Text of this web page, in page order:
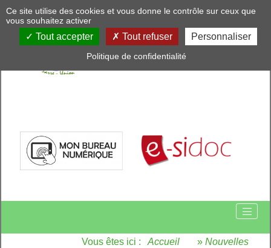
Vous êtes ici : Accueil » Nouvelles
Ce site utilise des cookies et vous donne le contrôle sur ceux que
vous souhaitez activer
Tout accepter Tout refuser Personnaliser
Politique de confidentialité